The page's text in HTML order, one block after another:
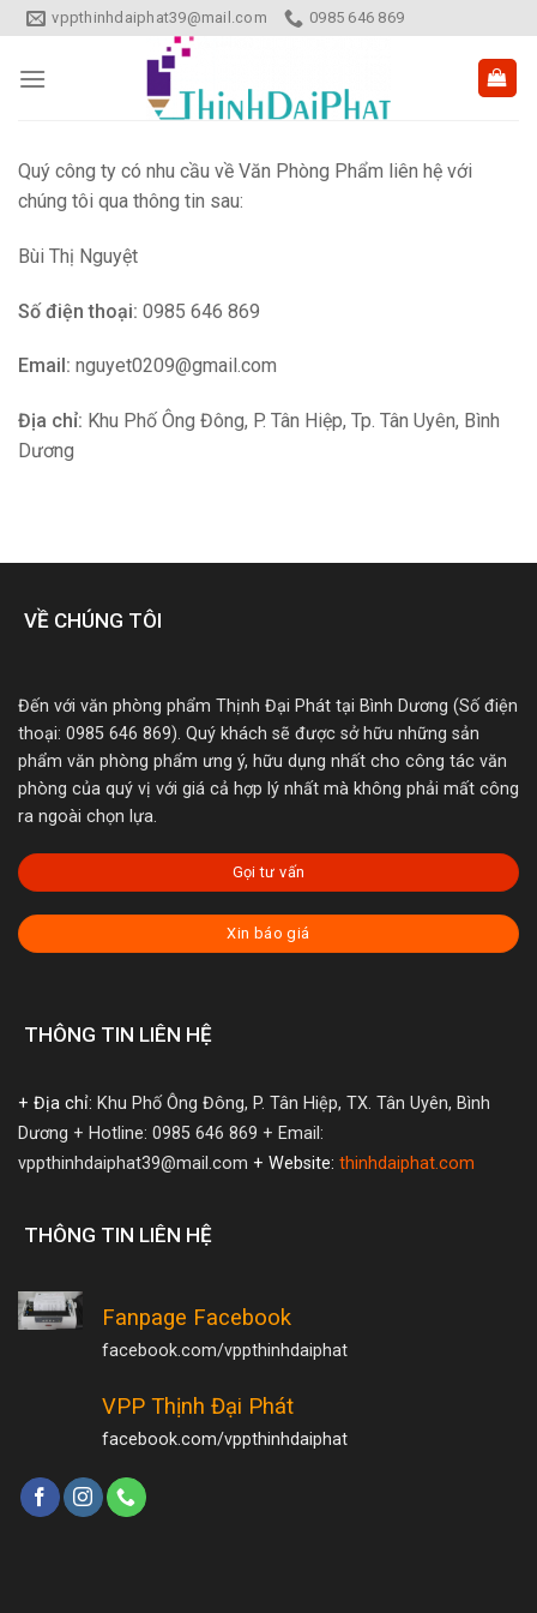
Skip
to
content
vppthinhdaiphat39@mail.com 0985 646 869
Quý công ty có nhu cầu về Văn Phòng Phẩm liên hệ với
chúng tôi qua thông tin sau:
Bùi Thị Nguyệt
Số điện thoại: 0985 646 869
Email: nguyet0209@gmail.com
Địa chỉ: Khu Phố Ông Đông, P. Tân Hiệp, Tp. Tân Uyên, Bình
Dương
VỀ CHÚNG TÔI
Đến với văn phòng phẩm Thịnh Đại Phát tại Bình Dương (Số điện
thoại: 0985 646 869). Quý khách sẽ được sở hữu những sản
phẩm văn phòng phẩm ưng ý, hữu dụng nhất cho công tác văn
phòng của quý vị với giá cả hợp lý nhất mà không phải mất công
ra ngoài chọn lựa.
Gọi tư vấn
Xin báo giá
THÔNG TIN LIÊN HỆ
+ Địa chỉ: Khu Phố Ông Đông, P. Tân Hiệp, TX. Tân Uyên, Bình
Dương + Hotline: 0985 646 869 + Email:
vppthinhdaiphat39@mail.com + Website: thinhdaiphat.com
THÔNG TIN LIÊN HỆ
Fanpage Facebook
facebook.com/vppthinhdaiphat
VPP Thịnh Đại Phát
facebook.com/vppthinhdaiphat